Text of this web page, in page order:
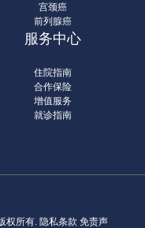
宫颈癌
前列腺癌
服务中心
住院指南
合作保险
增值服务
就诊指南
权所有.隐私条款 免责声